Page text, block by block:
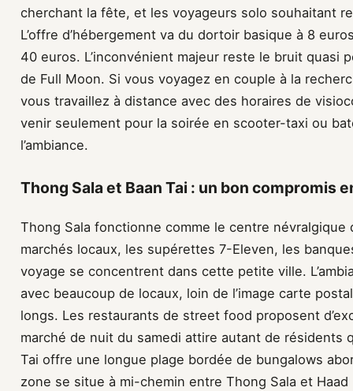
cherchant la fête, et les voyageurs solo souhaitant
L’offre d’hébergement va du dortoir basique à 8
40 euros. L’inconvénient majeur reste le bruit quasi
de Full Moon. Si vous voyagez en couple à la
vous travaillez à distance avec des horaires de
venir seulement pour la soirée en scooter-taxi ou
l’ambiance.
Thong Sala et Baan Tai : un bon
Thong Sala fonctionne comme le centre névralgique
marchés locaux, les supérettes 7-Eleven, les
voyage se concentrent dans cette petite ville.
avec beaucoup de locaux, loin de l’image carte
longs. Les restaurants de street food proposent
marché de nuit du samedi attire autant de résidents
Tai offre une longue plage bordée de bungalows
zone se situe à mi-chemin entre Thong Sala et